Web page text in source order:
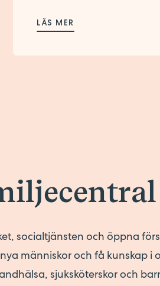
LÄS MER
socialtjänsten och öppna
människor och få kunskap i
sjuksköterskor och